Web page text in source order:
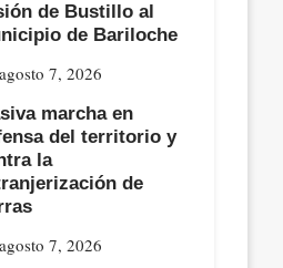
de Bustillo al
de Bariloche
agosto 7, 2026
marcha en
del territorio y
la
de
agosto 7, 2026